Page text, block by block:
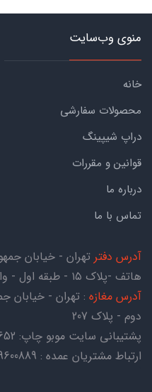
منوی وب‌سایت
خانه
محصولات سفارشی
دراپ شیپینگ
قوانین و مقررات
درباره ما
تماس با ما
آدرس دفتر تهران - خیابان
هاتف -پلاک ۱۵ - طبقه اول - واحد ۱
آدرس مغازه : تهران - خیابان
دوم - پلاک 207
پشتیبانی سایت موبو چاپ:
ارتباط مشتریان عمده : 09029600889